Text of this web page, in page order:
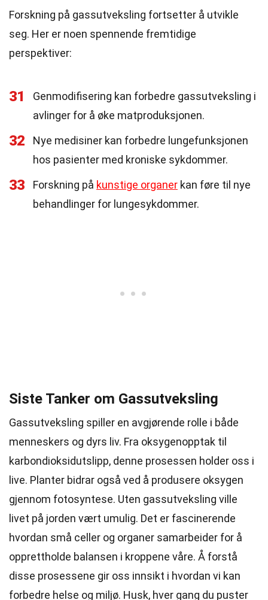
Forskning på gassutveksling fortsetter å utvikle
seg. Her er noen spennende fremtidige
perspektiver:
31
Genmodifisering kan forbedre gassutveksling i
avlinger for å øke matproduksjonen.
32
Nye medisiner kan forbedre lungefunksjonen
hos pasienter med kroniske sykdommer.
33 Forskning på kunstige organer kan føre til nye
behandlinger for lungesykdommer.
Siste Tanker om Gassutveksling
Gassutveksling spiller en avgjørende rolle i både
menneskers og dyrs liv. Fra oksygenopptak til
karbondioksidutslipp, denne prosessen holder oss i
live. Planter bidrar også ved å produsere oksygen
gjennom fotosyntese. Uten gassutveksling ville
livet på jorden vært umulig. Det er fascinerende
hvordan små celler og organer samarbeider for å
opprettholde balansen i kroppene våre. Å forstå
disse prosessene gir oss innsikt i hvordan vi kan
forbedre helse og miljø. Husk, hver gang du puster